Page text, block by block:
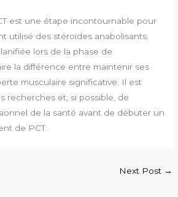
est une étape incontournable pour
utilisé des stéroïdes anabolisants.
lors de la phase de
la différence entre maintenir ses
musculaire significative. Il est
recherches et, si possible, de
de la santé avant de débuter un
de PCT.
Next Post →